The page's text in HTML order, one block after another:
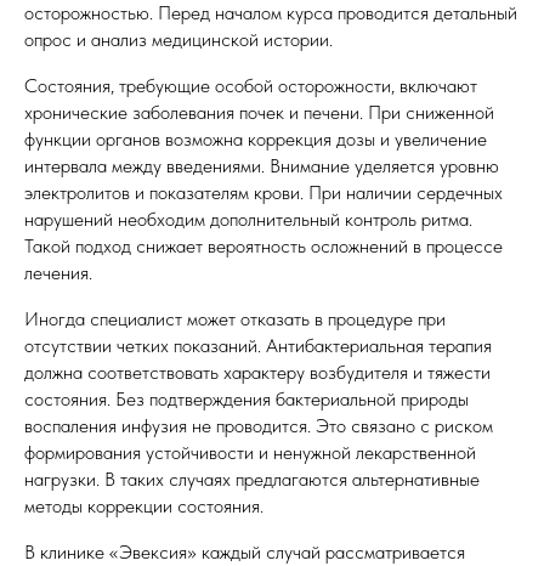
осторожностью. Перед началом курса проводится детальный
опрос и анализ медицинской истории.
Состояния, требующие особой осторожности, включают
хронические заболевания почек и печени. При сниженной
функции органов возможна коррекция дозы и увеличение
интервала между введениями. Внимание уделяется уровню
электролитов и показателям крови. При наличии сердечных
нарушений необходим дополнительный контроль ритма.
Такой подход снижает вероятность осложнений в процессе
лечения.
Иногда специалист может отказать в процедуре при
отсутствии четких показаний. Антибактериальная терапия
должна соответствовать характеру возбудителя и тяжести
состояния. Без подтверждения бактериальной природы
воспаления инфузия не проводится. Это связано с риском
формирования устойчивости и ненужной лекарственной
нагрузки. В таких случаях предлагаются альтернативные
методы коррекции состояния.
В клинике «Эвексия» каждый случай рассматривается